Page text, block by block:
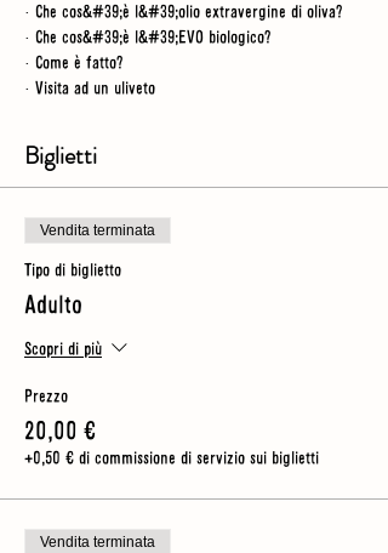
· Che cos&#39;è l&#39;olio extravergine di oliva?
· Che cos&#39;è l&#39;EVO biologico?
· Come è fatto?
· Visita ad un uliveto
NB- per questo tour trascorriamo del tempo
all&#39;aperto, quindi dovresti indossare scarpe
ombrello o una giacca antipioggia per ogni evenienza
Biglietti
Vendita terminata
Tipo di biglietto
Adulto
Scopri di più
Prezzo
20,00 €
+0,50 € di commissione di servizio sui biglietti
Vendita terminata